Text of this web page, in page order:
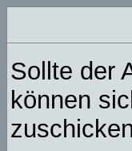
Sollte der
können